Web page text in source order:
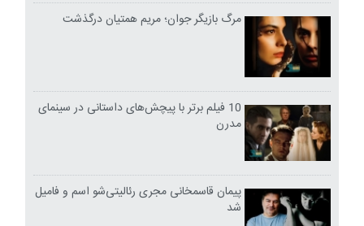
مرگ بازیگر جوان؛ مریم همتیان درگذشت
10 فیلم برتر با پیچش‌های داستانی در سینمای
مدرن
پیمان قاسمخانی مجری رئالیتی‌شو اسم و فامیل
شد